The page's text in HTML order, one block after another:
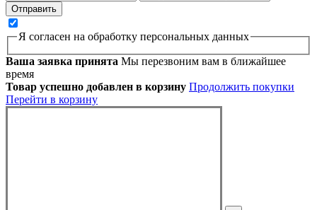
Я согласен на обработку персональных данных
Ваша заявка принята Мы перезвоним вам в ближайшее
время
Товар успешно добавлен в корзину Продолжить покупки
Перейти в корзину